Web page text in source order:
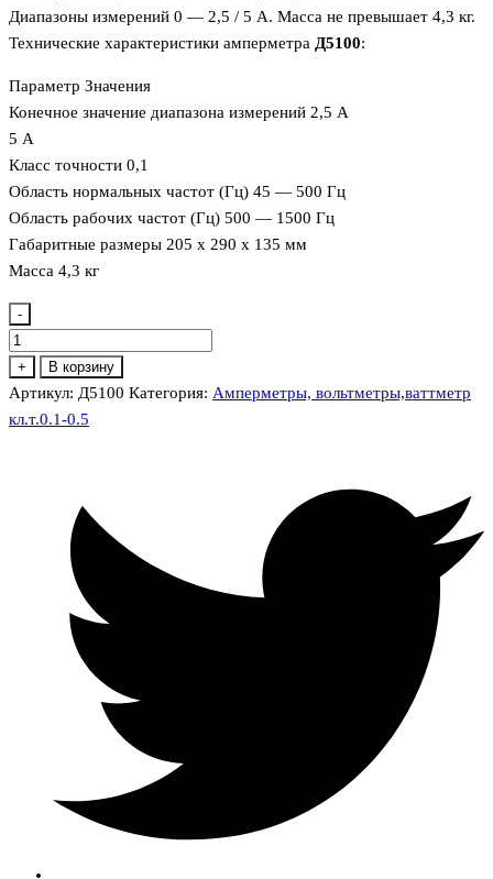
Диапазоны измерений 0 — 2,5 / 5 А. Масса не превышает 4,3 кг.
Технические характеристики амперметра Д5100:
Параметр Значения
Конечное значение диапазона измерений 2,5 А
5 А
Класс точности 0,1
Область нормальных частот (Гц) 45 — 500 Гц
Область рабочих частот (Гц) 500 — 1500 Гц
Габаритные размеры 205 х 290 х 135 мм
Масса 4,3 кг
-
Количество
товара
Д5100
Амперметр
+ В корзину
Артикул: Д5100 Категория: Амперметры, вольтметры,ваттметр
кл.т.0.1-0.5